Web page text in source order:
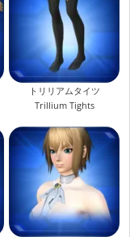
トリリアムタイツ
Trillium Tights